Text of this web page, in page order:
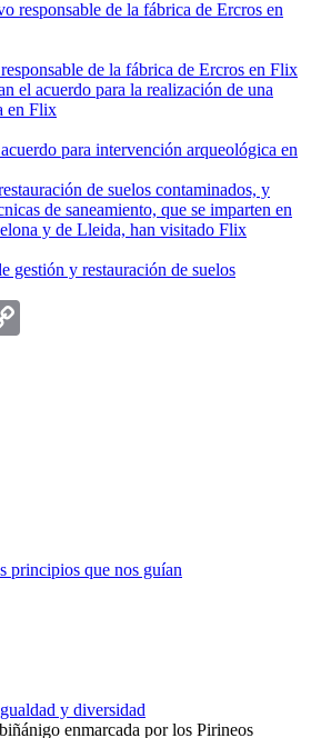
de la fábrica de Ercros en Flix
para intervención arqueológica en
gestión y restauración de suelos
principios que nos guían
y diversidad